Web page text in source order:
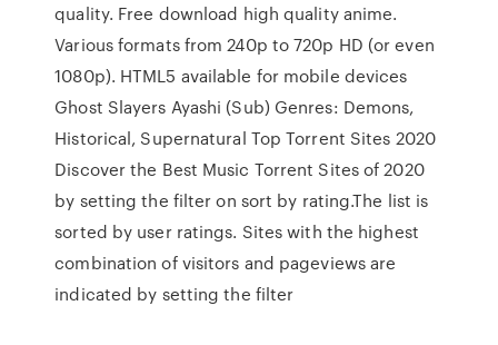
quality. Free download high quality anime.
Various formats from 240p to 720p HD (or even
1080p). HTML5 available for mobile devices
Ghost Slayers Ayashi (Sub) Genres: Demons,
Historical, Supernatural Top Torrent Sites 2020
Discover the Best Music Torrent Sites of 2020
by setting the filter on sort by rating.The list is
sorted by user ratings. Sites with the highest
combination of visitors and pageviews are
indicated by setting the filter